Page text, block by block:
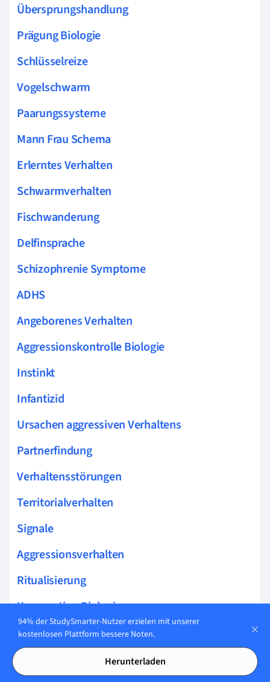
Übersprungshandlung
Prägung Biologie
Schlüsselreize
Vogelschwarm
Paarungssysteme
Mann Frau Schema
Erlerntes Verhalten
Schwarmverhalten
Fischwanderung
Delfinsprache
Schizophrenie Symptome
ADHS
Angeborenes Verhalten
Aggressionskontrolle Biologie
Instinkt
Infantizid
Ursachen aggressiven Verhaltens
Partnerfindung
Verhaltensstörungen
Territorialverhalten
Signale
Aggressionsverhalten
Ritualisierung
Kooperation Biologie
Angeborener Auslösemechanismus
94% der StudySmarter-Nutzer erzielen mit unserer
kostenlosen Plattform bessere Noten.
Herunterladen